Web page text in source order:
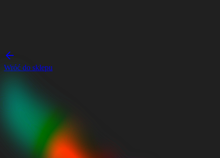
Wróć do sklepu